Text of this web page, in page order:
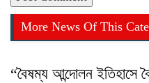
More News Of This
“বৈষম্য আন্দোলন ইতিহাসে